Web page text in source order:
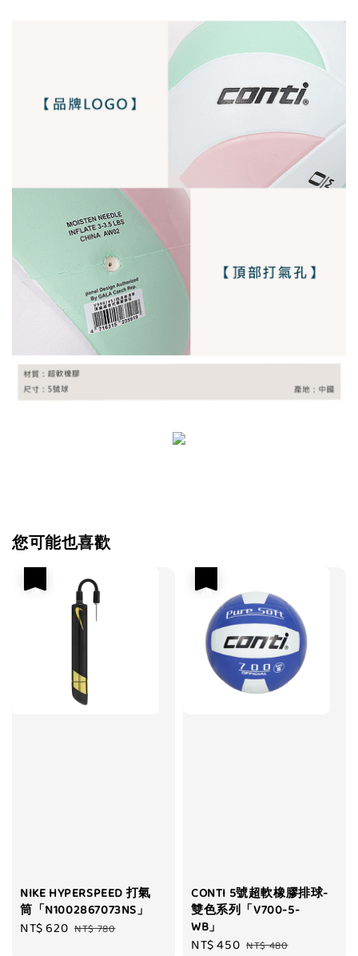
您可能也喜歡
NIKE HYPERSPEED 打氣
筒「N1002867073NS」
Sale
NT$ 620 Regular
NT$ 780
CONTI 5號超軟橡膠排球-
雙色系列「V700-5-
WB」
Sale
NT$ 450 Regular
NT$ 480